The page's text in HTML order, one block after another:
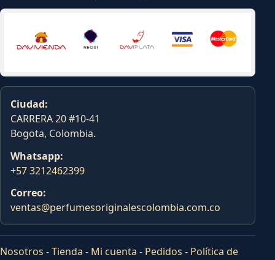
Ciudad:
CARRERA 20 #10-41
Bogota, Colombia.
Whatsapp:
+57 3212462399
Correo:
ventas@perfumesoriginalescolombia.com.co
Nosotros -Tienda - Mi cuenta - Pedidos - Política de